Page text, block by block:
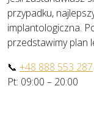
przypadku,
implantologiczna.
przedstawimy plan
📞 +48 888 553 287
Pt: 09:00 – 20:00